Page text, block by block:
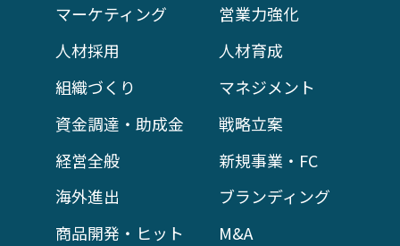
マーケティング
営業力強化
人材採用
人材育成
組織づくり
マネジメント
資金調達・助成金
戦略立案
経営全般
新規事業・FC
海外進出
ブランディング
商品開発・ヒット
M&A